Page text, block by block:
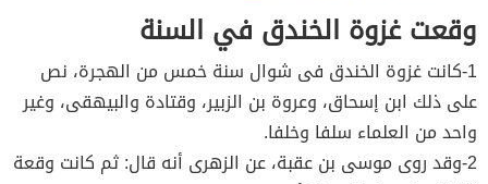
وقعت غزوة الخندق في السنة
1-كانت غزوة الخندق فى شوال سنة خمس من الهجرة، نص
على ذلك ابن إسحاق، وعروة بن الزبير، وقتادة والبيهقى، وغير
واحد من العلماء سلفا وخلفا.
2-وقد روى موسى بن عقبة، عن الزهرى أنه قال: ثم كانت وقعة